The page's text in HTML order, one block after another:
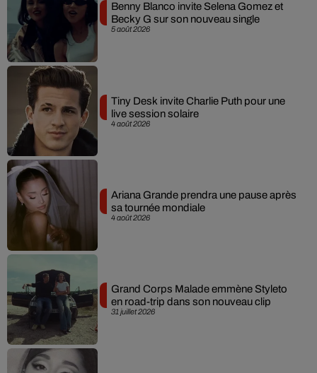
5 août 2026
Benny Blanco invite Selena Gomez et
Becky G sur son nouveau single
4 août 2026
Tiny Desk invite Charlie Puth pour une
live session solaire
4 août 2026
Ariana Grande prendra une pause après
sa tournée mondiale
31 juillet 2026
Grand Corps Malade emmène Styleto
en road-trip dans son nouveau clip